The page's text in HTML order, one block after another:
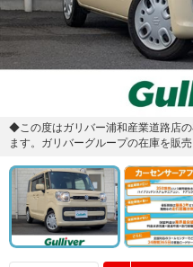
◆この度はガリバー浦和産業道路店
ます。ガリバーグループの在庫を販